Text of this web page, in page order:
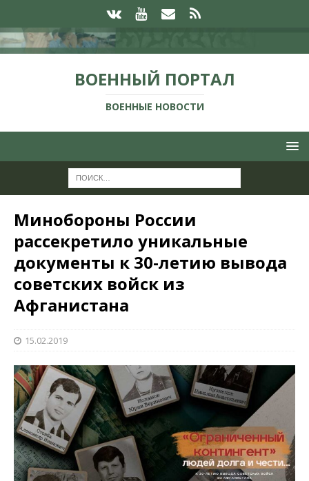
ВОЕННЫЙ ПОРТАЛ
ВОЕННЫЕ НОВОСТИ
Минобороны России
рассекретило уникальные
документы к 30-летию вывода
советских войск из
Афганистана
15.02.2019